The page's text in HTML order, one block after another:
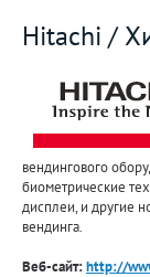
Hitachi /
вендингового
биометрические
дисплеи, и другие
вендинга.
Веб-сайт:http://